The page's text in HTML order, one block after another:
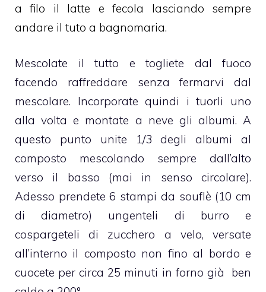
a filo il latte e fecola lasciando sempre
andare il tuto a bagnomaria.
Mescolate il tutto e togliete dal fuoco
facendo raffreddare senza fermarvi dal
mescolare. Incorporate quindi i tuorli uno
alla volta e montate a neve gli albumi. A
questo punto unite 1/3 degli albumi al
composto mescolando sempre dall’alto
verso il basso (mai in senso circolare).
Adesso prendete 6 stampi da souflè (10 cm
di diametro) ungenteli di burro e
cospargeteli di zucchero a velo, versate
all’interno il composto non fino al bordo e
cuocete per circa 25 minuti in forno già ben